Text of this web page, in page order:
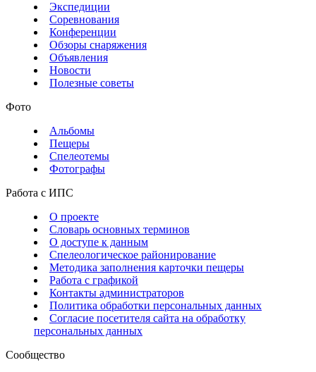
Экспедиции
Соревнования
Конференции
Обзоры снаряжения
Объявления
Новости
Полезные советы
Фото
Альбомы
Пещеры
Спелеотемы
Фотографы
Работа с ИПС
О проекте
Словарь основных терминов
О доступе к данным
Спелеологическое районирование
Методика заполнения карточки пещеры
Работа с графикой
Контакты администраторов
Политика обработки персональных данных
Согласие посетителя сайта на обработку
персональных данных
Сообщество